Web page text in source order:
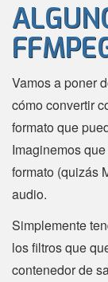
Vamos a poner
cómo convertir
formato que
Imaginemos
formato (quizás
audio.
Simplemente
los filtros que
contenedor de